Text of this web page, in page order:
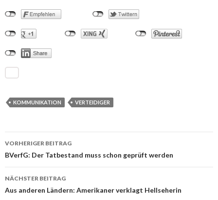
KOMMUNIKATION VERTEIDIGER
Beitrags-
Navigation
VORHERIGER BEITRAG
BVerfG: Der Tatbestand muss schon geprüft werden
NÄCHSTER BEITRAG
Aus anderen Ländern: Amerikaner verklagt Hellseherin